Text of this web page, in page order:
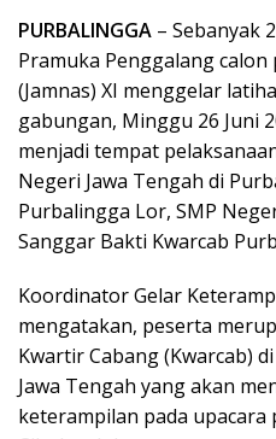
PURBALINGGA – Sebanyak
Pramuka Penggalang
(Jamnas) XI menggelar
gabungan, Minggu 26 Juni
menjadi tempat
Negeri Jawa Tengah di
Purbalingga Lor, SMP
Sanggar Bakti Kwarcab
Koordinator Gelar
mengatakan, peserta
Kwartir Cabang (Kwarcab)
Jawa Tengah yang akan
keterampilan pada upacara